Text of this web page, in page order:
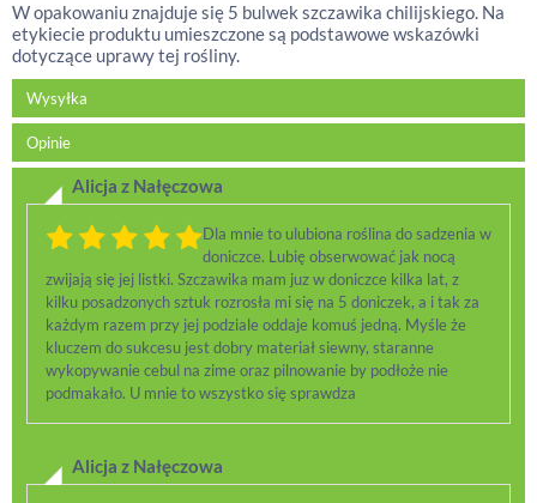
W opakowaniu znajduje się 5 bulwek szczawika chilijskiego. Na
etykiecie produktu umieszczone są podstawowe wskazówki
dotyczące uprawy tej rośliny.
Wysyłka
Opinie
Alicja z Nałęczowa
Dla mnie to ulubiona roślina do sadzenia w
doniczce. Lubię obserwować jak nocą
zwijają się jej listki. Szczawika mam juz w doniczce kilka lat, z
kilku posadzonych sztuk rozrosła mi się na 5 doniczek, a i tak za
każdym razem przy jej podziale oddaje komuś jedną. Myśle że
kluczem do sukcesu jest dobry materiał siewny, staranne
wykopywanie cebul na zime oraz pilnowanie by podłoże nie
podmakało. U mnie to wszystko się sprawdza
Alicja z Nałęczowa